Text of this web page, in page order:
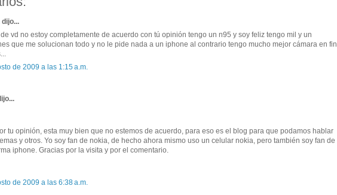
dijo...
vd no estoy completamente de acuerdo con tú opinión tengo un n95 y soy feliz tengo mil y un
que me solucionan todo y no le pide nada a un iphone al contrario tengo mucho mejor cámara en fin
de 2009 a las 1:15 a.m.
tu opinión, esta muy bien que no estemos de acuerdo, para eso es el blog para que podamos hablar
y otros. Yo soy fan de nokia, de hecho ahora mismo uso un celular nokia, pero también soy fan de
iphone. Gracias por la visita y por el comentario.
de 2009 a las 6:38 a.m.